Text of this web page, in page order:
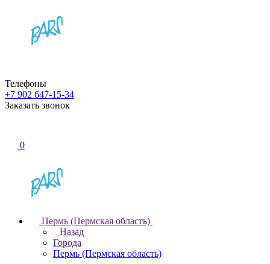
Телефоны
+7 902 647-15-34
Заказать звонок
0
Пермь (Пермская область)
Назад
Города
Пермь (Пермская область)